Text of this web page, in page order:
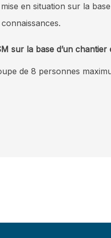
en situation sur la
sur la base d’un
de 8 personnes